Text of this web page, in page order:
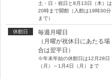
土・日・祝日と8月13日（木）は
20時まで開館（入館は19時30分
まで）
休館日
毎週月曜日
（月曜が祝休日にあたる場
合は翌平日）
※年末年始の休館日は12月28日
（月）～1月4日（月）まで